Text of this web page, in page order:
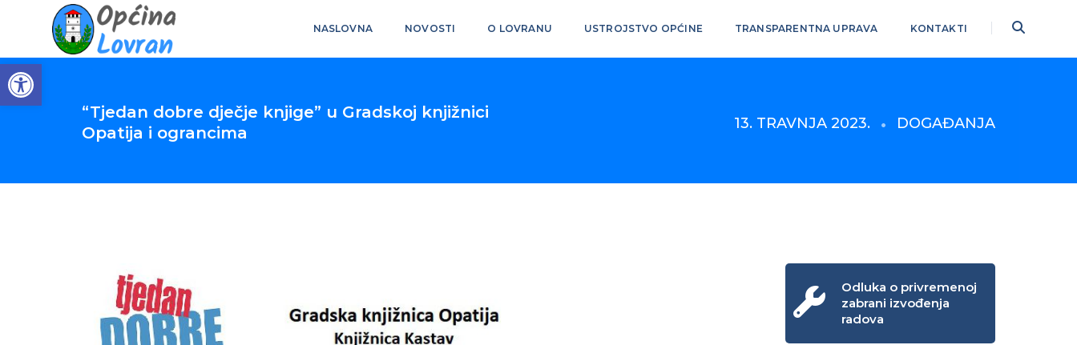
Open toolbar
NASLOVNA NOVOSTI O LOVRANU USTROJSTVO OPĆINE TRANSPARENTNA UPRAVA KONTAKTI
“Tjedan dobre dječje knjige” u Gradskoj knjižnici
Opatija i ograncima
13. TRAVNJA 2023. DOGAĐANJA
Odluka o privremenoj
zabrani izvođenja
radova